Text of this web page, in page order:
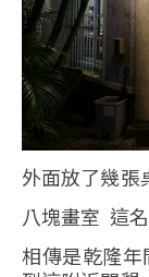
外面放了幾
八塊畫室 這
相傳是乾隆